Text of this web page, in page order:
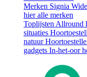
Merken Signia
hier alle merken
ToplijstenAllround
situaties
natuur
gadgets In-het-oor